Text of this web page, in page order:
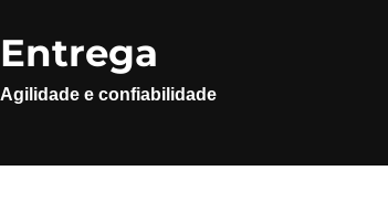
Entrega
Agilidade e confiabilidade